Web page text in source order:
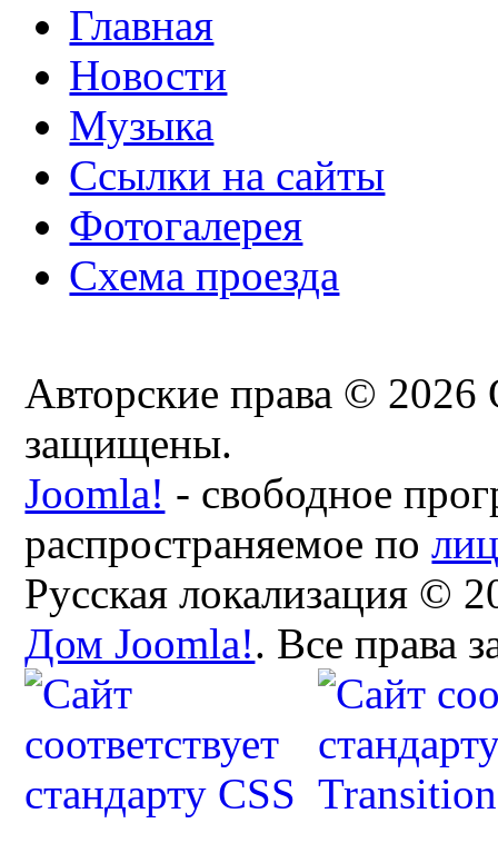
Главная
Новости
Музыка
Ссылки на сайты
Фотогалерея
Схема проезда
Авторские права © 2026
защищены.
Joomla! - свободное
распространяемое по
Русская локализация ©
Дом Joomla!. Все права